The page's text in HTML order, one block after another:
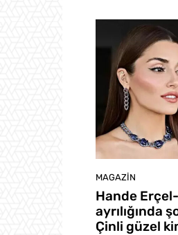
MAGAZIN
Hande
ayrılığında
Çinli güzel